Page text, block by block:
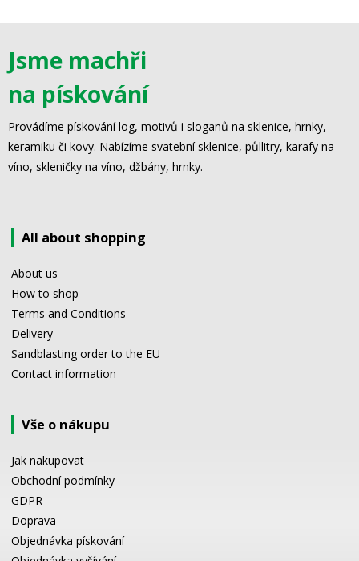
Jsme machři
na pískování
Provádíme pískování log, motivů i sloganů na sklenice, hrnky,
keramiku či kovy. Nabízíme svatební sklenice, půllitry, karafy na
víno, skleničky na víno, džbány, hrnky.
All about shopping
About us
How to shop
Terms and Conditions
Delivery
Sandblasting order to the EU
Contact information
Vše o nákupu
Jak nakupovat
Obchodní podmínky
GDPR
Doprava
Objednávka pískování